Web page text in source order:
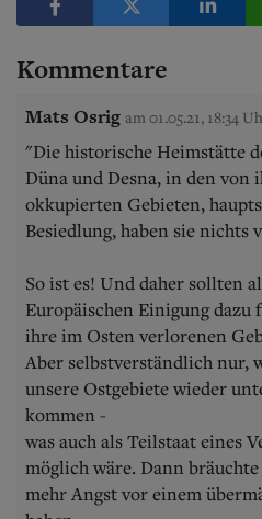
Kommentare
Mats Osrig am 01.05.21, 18:34
"Die historische Heimstätte
Düna und Desna, in den von
okkupierten Gebieten,
Besiedlung, haben sie nichts
So ist es! Und daher sollten
Europäischen Einigung dazu
ihre im Osten verlorenen
Aber selbstverständlich nur,
unsere Ostgebiete wieder
kommen -
was auch als Teilstaat eines
möglich wäre. Dann
mehr Angst vor einem